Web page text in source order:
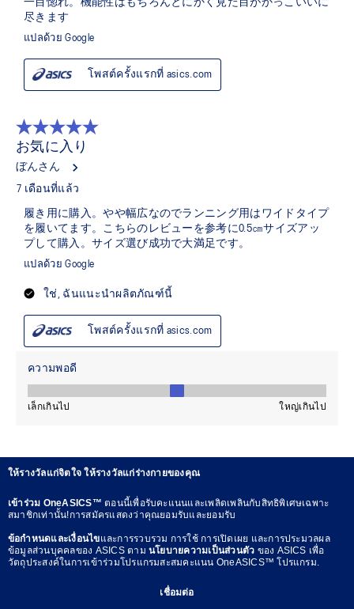
ให้รางวัลแก่จิตใจ ให้รางวัลแก่ร่างกายของคุณ
เข้าร่วม OneASICS™ตอนนี้เพื่อรับคะแนนและเพลิดเพลินกับสิทธิพิเศษเฉพาะ
สมาชิกเท่านั้น!การสมัครแสดงว่าคุณยอมรับและยอมรับ
ข้อกำหนดและเงื่อนไขและการรวบรวม การใช้ การเปิดเผย และการประมวลผล
ข้อมูลส่วนบุคคลของ ASICS ตาม นโยบายความเป็นส่วนตัว ของ ASICS เพื่อ
วัตถุประสงค์ในการเข้าร่วมโปรแกรมสะสมคะแนน OneASICS™ โปรแกรม.
เชื่อมต่อ